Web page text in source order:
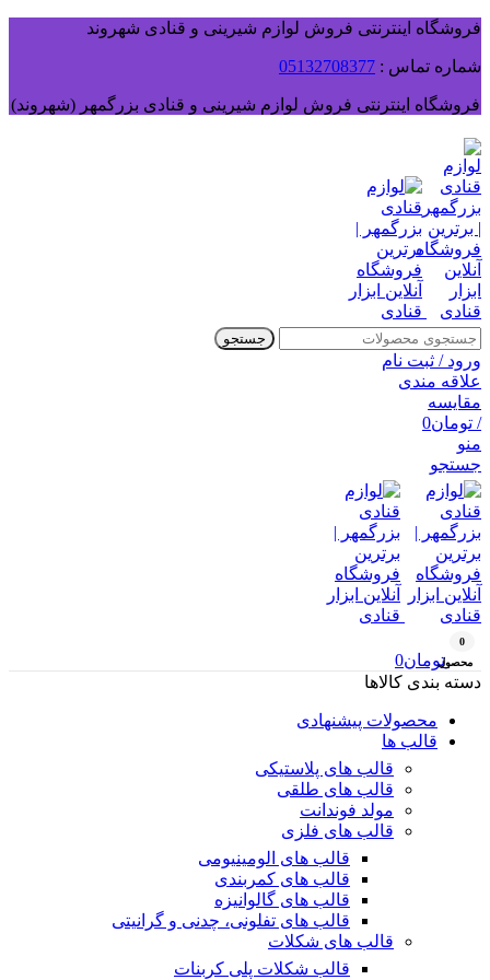
فروشگاه اینترنتی فروش لوازم شیرینی و قنادی شهروند
شماره تماس : 05132708377
فروشگاه اینترنتی فروش لوازم شیرینی و قنادی بزرگمهر (شهروند)
جستجو
ورود / ثبت نام
علاقه مندی
مقایسه
/ تومان0
منو
جستجو
0
محصولتومان0
دسته بندی کالاها
محصولات پیشنهادی
قالب ها
قالب های پلاستیکی
قالب های طلقی
مولد فوندانت
قالب های فلزی
قالب های الومینیومی
قالب های کمربندی
قالب های گالوانیزه
قالب های تفلونی، چدنی و گرانیتی
قالب های شکلات
قالب شکلات پلی کربنات